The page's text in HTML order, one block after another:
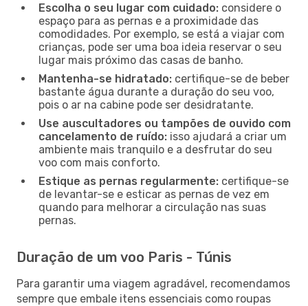
Escolha o seu lugar com cuidado: considere o
espaço para as pernas e a proximidade das
comodidades. Por exemplo, se está a viajar com
crianças, pode ser uma boa ideia reservar o seu
lugar mais próximo das casas de banho.
Mantenha-se hidratado: certifique-se de beber
bastante água durante a duração do seu voo,
pois o ar na cabine pode ser desidratante.
Use auscultadores ou tampões de ouvido com
cancelamento de ruído: isso ajudará a criar um
ambiente mais tranquilo e a desfrutar do seu
voo com mais conforto.
Estique as pernas regularmente: certifique-se
de levantar-se e esticar as pernas de vez em
quando para melhorar a circulação nas suas
pernas.
Duração de um voo Paris - Túnis
Para garantir uma viagem agradável, recomendamos
sempre que embale itens essenciais como roupas